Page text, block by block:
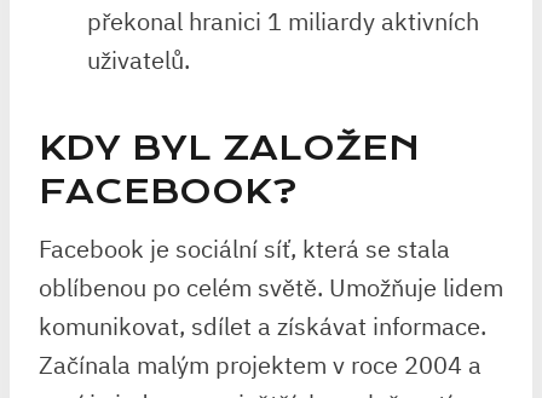
překonal hranici 1 miliardy aktivních
uživatelů.
KDY BYL ZALOŽEN
FACEBOOK?
Facebook je sociální síť, která se stala
oblíbenou po celém světě. Umožňuje lidem
komunikovat, sdílet a získávat informace.
Začínala malým projektem v roce 2004 a